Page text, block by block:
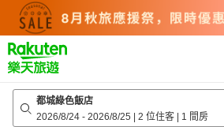
top
page
都城綠色飯店
2026/8/24 - 2026/8/25 | 2 位住客 | 1 間房